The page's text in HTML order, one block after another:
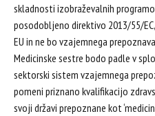
skladnosti izobraževalnih
posodobljeno direktivo 2013/55/
EU in ne bo vzajemnega
Medicinske sestre bodo padle v
sektorski sistem vzajemnega
pomeni priznano kvalifikacijo
svoji državi prepoznane kot